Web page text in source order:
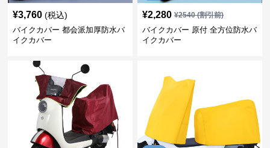
¥3,760 (税込)
バイクカバー 都会派加厚防水バ
イクカバー
¥2,280 ¥2540(割引前)
バイクカバー 原付 全方位防水バ
イクカバー